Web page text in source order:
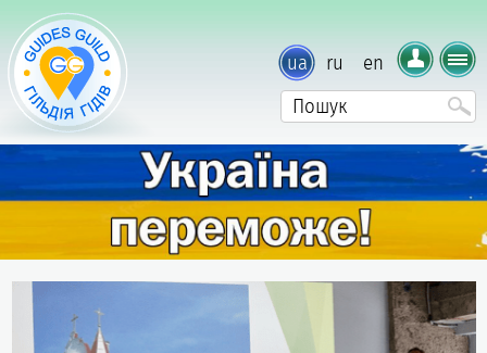
ua ru en